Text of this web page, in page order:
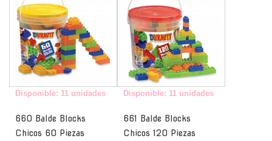
Disponible: 11 unidades
660 Balde Blocks
Chicos 60 Piezas
Disponible: 11 unidades
661 Balde Blocks
Chicos 120 Piezas